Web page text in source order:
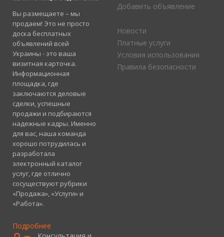
Вы размещаете – мы
продаем! Это не просто
доска бесплатных
объявлений всей
Украины - это ваша
визитная карточка.
Информационная
площадка, где
заключаются деловые
сделки, успешные
продажи и подбираются
надежные кадры. Именно
для вас, наша команда
хорошо потрудилась и
разработала
электронный каталог
услуг, где отлично
сосуществуют рубрики
«Продажа», «Услуги» и
«Работа».
Подробнее
Добавить объявление
Новости
Платные услуги
Условия использования
Правила безопасности